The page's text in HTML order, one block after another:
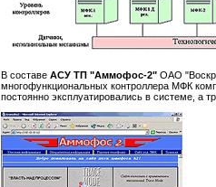
В составе АСУ ТП "Аммофос-2" ОАО
многофункциональных контроллера МФК
постоянно эксплуатировались в системе, а